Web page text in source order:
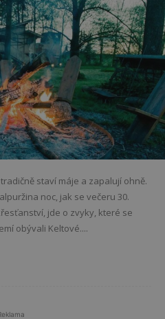
staví máje a zapalují ohně.
noc, jak se večeru 30.
jde o zvyky, které se
obývali Keltové....